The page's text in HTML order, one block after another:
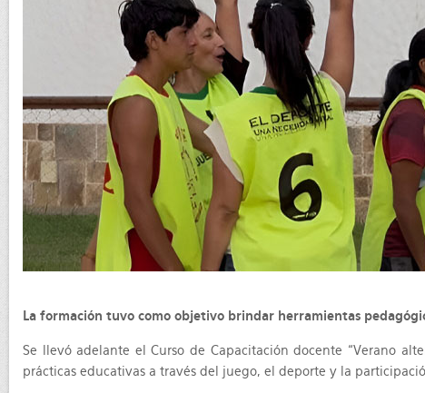
La formación tuvo como objetivo brindar herramientas
Se llevó adelante el Curso de Capacitación docente “Verano
prácticas educativas a través del juego, el deporte y la